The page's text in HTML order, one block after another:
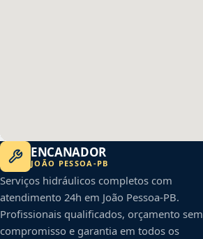
ENCANADOR
JOÃO PESSOA -PB
Serviços hidráulicos completos com
atendimento 24h em João Pessoa-PB.
Profissionais qualificados, orçamento sem
compromisso e garantia em todos os